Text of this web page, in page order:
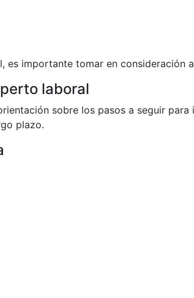
es importante tomar en consideración
laboral
sobre los pasos a seguir
plazo.